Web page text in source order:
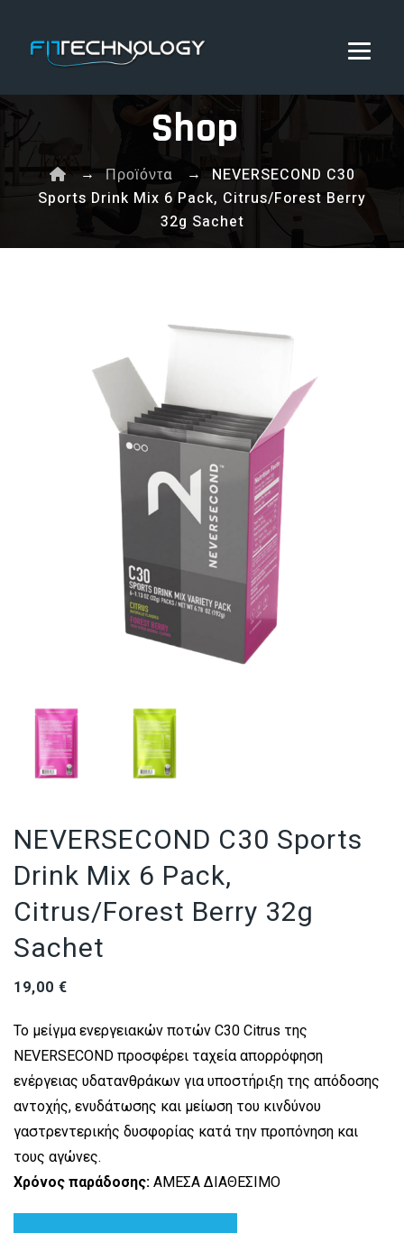
Shop
→ Προϊόντα →
NEVERSECOND C30
Sports Drink Mix 6 Pack, Citrus/Forest Berry
32g Sachet
NEVERSECOND C30 Sports
Drink Mix 6 Pack,
Citrus/Forest Berry 32g
Sachet
19,00 €
Το μείγμα ενεργειακών ποτών C30 Citrus της
NEVERSECOND προσφέρει ταχεία απορρόφηση
ενέργειας υδατανθράκων για υποστήριξη της απόδοσης
αντοχής, ενυδάτωσης και μείωση του κινδύνου
γαστρεντερικής δυσφορίας κατά την προπόνηση και
τους αγώνες.
Χρόνος παράδοσης: ΑΜΕΣΑ ΔΙΑΘΕΣΙΜΟ